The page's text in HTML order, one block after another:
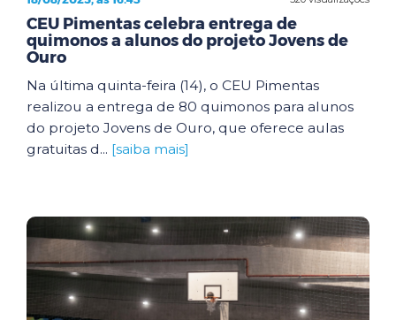
CEU Pimentas celebra entrega de
quimonos a alunos do projeto Jovens de
Ouro
Na última quinta-feira (14), o CEU Pimentas
realizou a entrega de 80 quimonos para alunos
do projeto Jovens de Ouro, que oferece aulas
gratuitas d... [saiba mais]